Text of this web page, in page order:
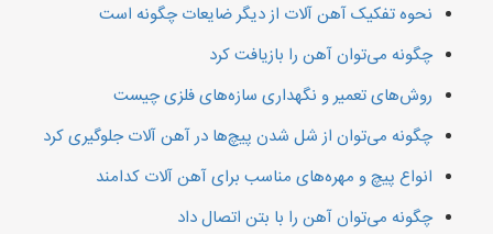
نحوه تفکیک آهن آلات از دیگر ضایعات چگونه است
چگونه می‌توان آهن را بازیافت کرد
روش‌های تعمیر و نگهداری سازه‌های فلزی چیست
چگونه می‌توان از شل شدن پیچ‌ها در آهن آلات جلوگیری کرد
انواع پیچ و مهره‌های مناسب برای آهن آلات کدامند
چگونه می‌توان آهن را با بتن اتصال داد